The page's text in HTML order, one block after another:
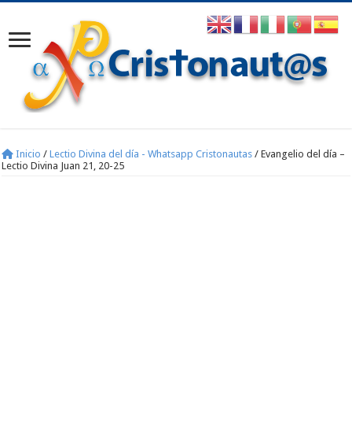
Inicio / Lectio Divina del día - Whatsapp Cristonautas / Evangelio del día –
Lectio Divina Juan 21, 20-25